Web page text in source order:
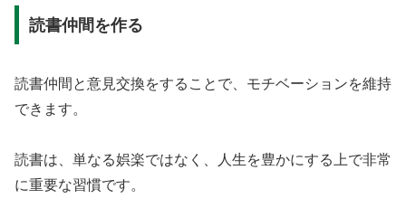
読書仲間を作る
読書仲間と意見交換をすることで、モチベーションを維持
できます。
読書は、単なる娯楽ではなく、人生を豊かにする上で非常
に重要な習慣です。